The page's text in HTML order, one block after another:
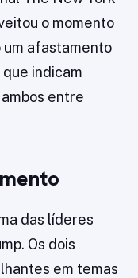
o momento
um afastamento
que indicam
entre
das líderes
Os dois
em temas